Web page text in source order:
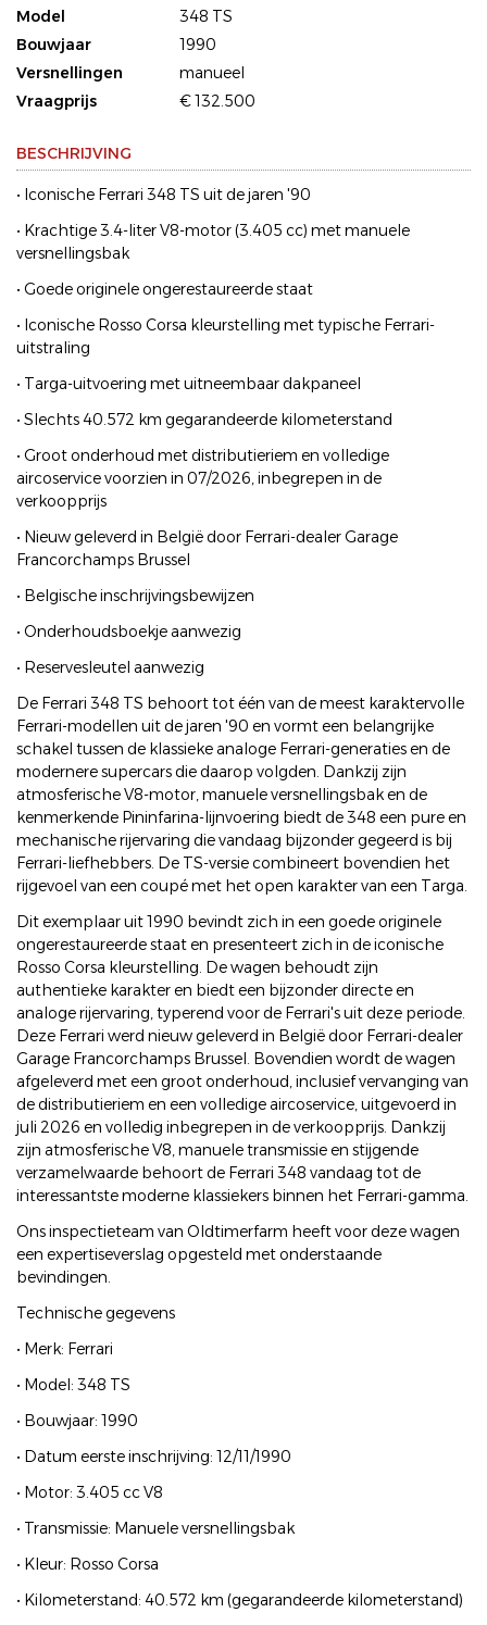
Model
348 TS
Bouwjaar
1990
Versnellingen
manueel
Vraagprijs
€ 132.500
BESCHRIJVING
• Iconische Ferrari 348 TS uit de jaren '90
• Krachtige 3.4-liter V8-motor (3.405 cc) met manuele
versnellingsbak
• Goede originele ongerestaureerde staat
• Iconische Rosso Corsa kleurstelling met typische Ferrari-
uitstraling
• Targa-uitvoering met uitneembaar dakpaneel
• Slechts 40.572 km gegarandeerde kilometerstand
• Groot onderhoud met distributieriem en volledige
aircoservice voorzien in 07/2026, inbegrepen in de
verkoopprijs
• Nieuw geleverd in België door Ferrari-dealer Garage
Francorchamps Brussel
• Belgische inschrijvingsbewijzen
• Onderhoudsboekje aanwezig
• Reservesleutel aanwezig
De Ferrari 348 TS behoort tot één van de meest karaktervolle
Ferrari-modellen uit de jaren '90 en vormt een belangrijke
schakel tussen de klassieke analoge Ferrari-generaties en de
modernere supercars die daarop volgden. Dankzij zijn
atmosferische V8-motor, manuele versnellingsbak en de
kenmerkende Pininfarina-lijnvoering biedt de 348 een pure en
mechanische rijervaring die vandaag bijzonder gegeerd is bij
Ferrari-liefhebbers. De TS-versie combineert bovendien het
rijgevoel van een coupé met het open karakter van een Targa.
Dit exemplaar uit 1990 bevindt zich in een goede originele
ongerestaureerde staat en presenteert zich in de iconische
Rosso Corsa kleurstelling. De wagen behoudt zijn
authentieke karakter en biedt een bijzonder directe en
analoge rijervaring, typerend voor de Ferrari's uit deze periode.
Deze Ferrari werd nieuw geleverd in België door Ferrari-dealer
Garage Francorchamps Brussel. Bovendien wordt de wagen
afgeleverd met een groot onderhoud, inclusief vervanging van
de distributieriem en een volledige aircoservice, uitgevoerd in
juli 2026 en volledig inbegrepen in de verkoopprijs. Dankzij
zijn atmosferische V8, manuele transmissie en stijgende
verzamelwaarde behoort de Ferrari 348 vandaag tot de
interessantste moderne klassiekers binnen het Ferrari-gamma.
Ons inspectieteam van Oldtimerfarm heeft voor deze wagen
een expertiseverslag opgesteld met onderstaande
bevindingen.
Technische gegevens
• Merk: Ferrari
• Model: 348 TS
• Bouwjaar: 1990
• Datum eerste inschrijving: 12/11/1990
• Motor: 3.405 cc V8
• Transmissie: Manuele versnellingsbak
• Kleur: Rosso Corsa
• Kilometerstand: 40.572 km (gegarandeerde kilometerstand)